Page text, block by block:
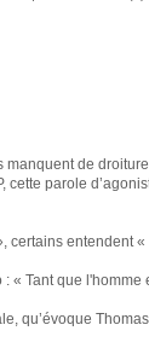
manquent de
parole
certains entendent
« Tant que l'homme
qu’évoque Thomas